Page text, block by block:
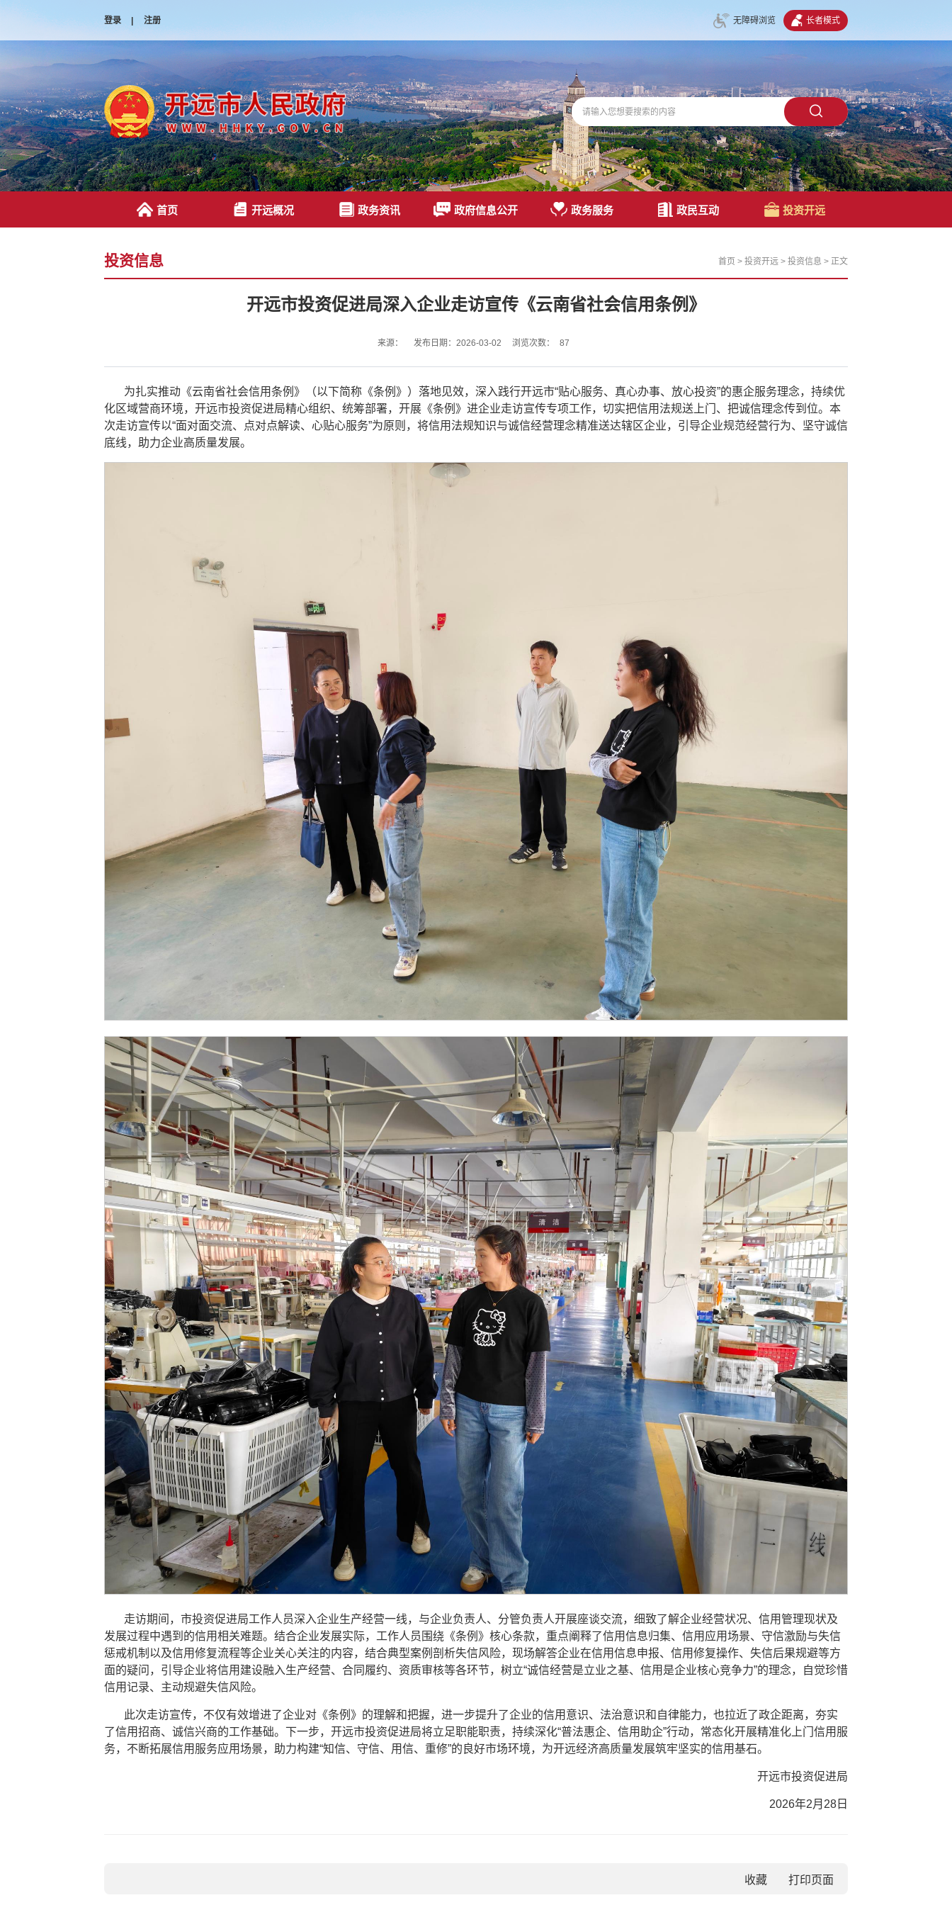
登录 | 注册 无障碍浏览 长者模式
首页 开远概况 政务资讯 政府信息公开 政务服务 政民互动 投资开远
投资信息 首页 > 投资开远 > 投资信息 > 正文
开远市投资促进局深入企业走访宣传《云南省社会信用条例》
来源： 发布日期：2026-03-02 浏览次数： 87
为扎实推动《云南省社会信用条例》（以下简称《条例》）落地见效，深入践行开远市“贴心服务、真心办事、放心投资”的惠企服务理念，持续优
化区域营商环境，开远市投资促进局精心组织、统筹部署，开展《条例》进企业走访宣传专项工作，切实把信用法规送上门、把诚信理念传到位。本
次走访宣传以“面对面交流、点对点解读、心贴心服务”为原则，将信用法规知识与诚信经营理念精准送达辖区企业，引导企业规范经营行为、坚守诚信
底线，助力企业高质量发展。
走访期间，市投资促进局工作人员深入企业生产经营一线，与企业负责人、分管负责人开展座谈交流，细致了解企业经营状况、信用管理现状及
发展过程中遇到的信用相关难题。结合企业发展实际，工作人员围绕《条例》核心条款，重点阐释了信用信息归集、信用应用场景、守信激励与失信
惩戒机制以及信用修复流程等企业关心关注的内容，结合典型案例剖析失信风险，现场解答企业在信用信息申报、信用修复操作、失信后果规避等方
面的疑问，引导企业将信用建设融入生产经营、合同履约、资质审核等各环节，树立“诚信经营是立业之基、信用是企业核心竞争力”的理念，自觉珍惜
信用记录、主动规避失信风险。
此次走访宣传，不仅有效增进了企业对《条例》的理解和把握，进一步提升了企业的信用意识、法治意识和自律能力，也拉近了政企距离，夯实
了信用招商、诚信兴商的工作基础。下一步，开远市投资促进局将立足职能职责，持续深化“普法惠企、信用助企”行动，常态化开展精准化上门信用服
务，不断拓展信用服务应用场景，助力构建“知信、守信、用信、重修”的良好市场环境，为开远经济高质量发展筑牢坚实的信用基石。
开远市投资促进局
2026年2月28日
收藏